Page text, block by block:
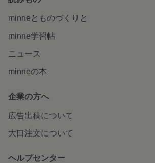
minneとものづくりと
minne学習帖
ニュース
minneの本
企業の方へ
広告出稿について
大口注文について
ヘルプセンター